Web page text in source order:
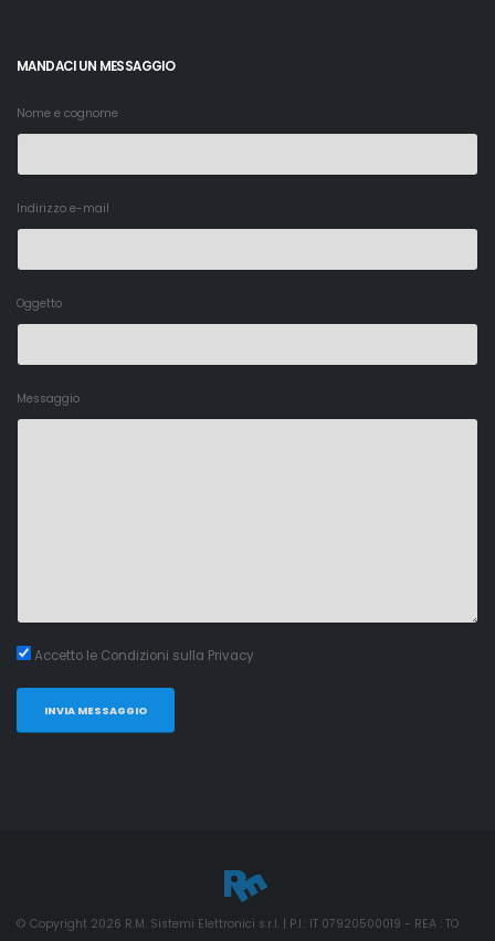
MANDACI UN MESSAGGIO
Nome e cognome
Indirizzo e-mail
Oggetto
Messaggio
Accetto le Condizioni sulla Privacy
INVIA MESSAGGIO
© Copyright 2026 R.M. Sistemi Elettronici s.r.l. | P.I.: IT 07920500019 - REA : TO